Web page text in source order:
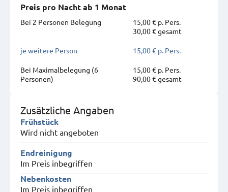
Preis pro Nacht ab 1 Monat
Bei 2 Personen Belegung
15,00 € p. Pers.
30,00 € gesamt
je weitere Person 15,00 € p. Pers.
Bei Maximal­belegung (6
Personen)
15,00 € p. Pers.
90,00 € gesamt
Zusätzliche Angaben
Frühstück
Wird nicht angeboten
Endreinigung
Im Preis inbegriffen
Nebenkosten
Im Preis inbegriffen